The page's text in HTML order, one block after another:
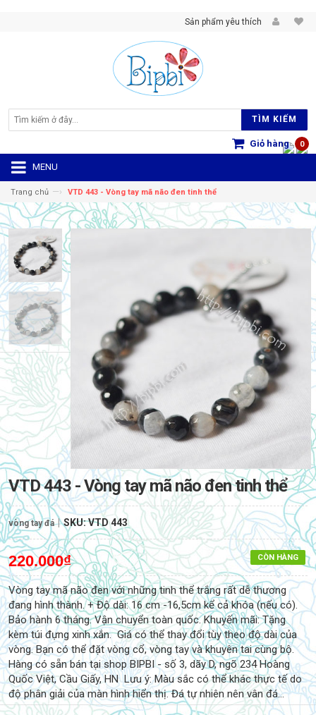
Sản phẩm yêu thích
TÌM KIẾM
Giỏ hàng 0
MENU
Trang chủ —› VTD 443 - Vòng tay mã não đen tinh thể
VTD 443 - Vòng tay mã não đen tinh thể
vòng tay đá |SKU:VTD 443
CÒN HÀNG
220.000₫
Vòng tay mã não đen với những tinh thể trắng rất dễ thương
đang hình thành. + Độ dài: 16 cm -16,5cm kể cả khóa (nếu có).
Bảo hành 6 tháng. Vận chuyển toàn quốc. Khuyến mãi: Tặng
kèm túi đựng xinh xắn. Giá có thể thay đổi tùy theo độ dài của
vòng. Bạn có thể đặt vòng cổ, vòng tay và khuyên tai cùng bộ.
Hàng có sẵn bán tại shop BIPBI - số 3, dãy D, ngõ 234 Hoàng
Quốc Việt, Cầu Giấy, HN Lưu ý: Màu sắc có thể khác thực tế do
độ phân giải của màn hình hiển thị. Đá tự nhiên nên vân đá...